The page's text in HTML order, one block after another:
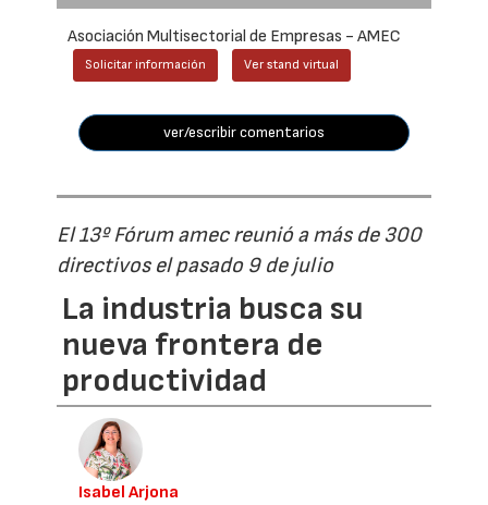
Asociación Multisectorial de Empresas - AMEC
Solicitar información Ver stand virtual
ver/escribir comentarios
El 13º Fórum amec reunió a más de 300
directivos el pasado 9 de julio
La industria busca su
nueva frontera de
productividad
Isabel Arjona